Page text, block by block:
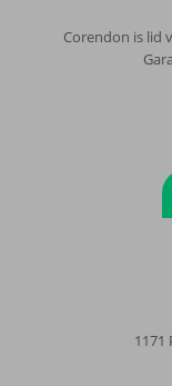
Corendon is lid
1171